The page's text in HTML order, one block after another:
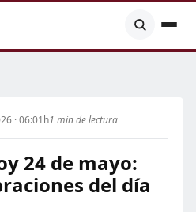
· 06:01h1 min de lectura
24 de mayo:
del día